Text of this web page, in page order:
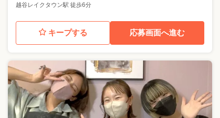
越谷レイクタウン駅 徒歩6分
キープする 応募画面へ進む